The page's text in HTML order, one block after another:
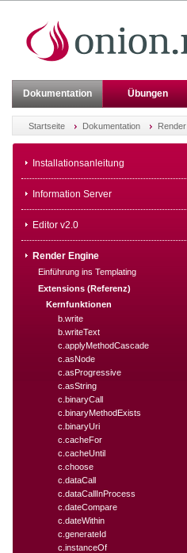
Installationsanleitung
Information Server
Editor v2.0
Render Engine
Einführung ins Templating
Extensions (Referenz)
Kernfunktionen
b.write
b.writeText
c.applyMethodCascade
c.asNode
c.asProgressive
c.asString
c.binaryCall
c.binaryMethodExists
c.binaryUri
c.cacheFor
c.cacheUntil
c.choose
c.dataCall
c.dataCallInProcess
c.dateCompare
c.dateWithin
c.generateId
c.instanceOf
Dokumentation Übungen
Startseite Dokumentation